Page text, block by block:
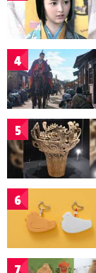
4
5
6
7